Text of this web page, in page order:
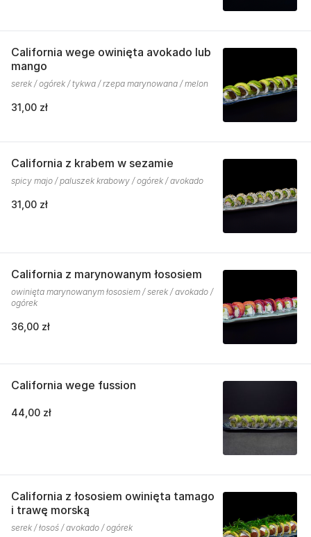
California wege owinięta avokado lub
mango
serek / ogórek / tykwa / rzepa marynowana / melon
31,00 zł
California z krabem w sezamie
spicy majo / paluszek krabowy / ogórek / avokado
31,00 zł
California z marynowanym łososiem
owinięta marynowanym łososiem / serek / avokado /
ogórek
36,00 zł
California wege fussion
44,00 zł
California z łososiem owinięta tamago
i trawę morską
serek / łosoś / avokado / ogórek